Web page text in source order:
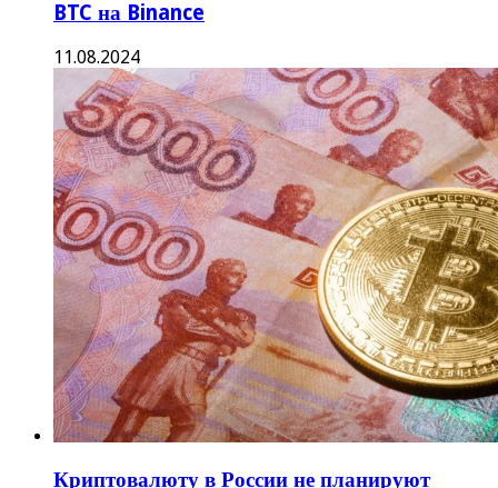
BTC на Binance
11.08.2024
Криптовалюту в России не планируют